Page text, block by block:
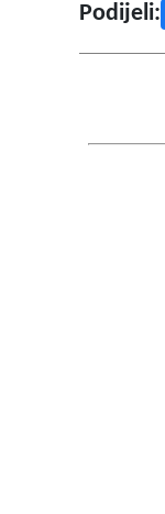
Podijeli: